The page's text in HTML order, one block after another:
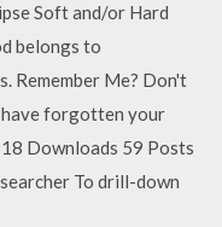
Soft and/or Hard
belongs to
Remember Me? Don't
have forgotten your
Downloads 59 Posts
To drill-down